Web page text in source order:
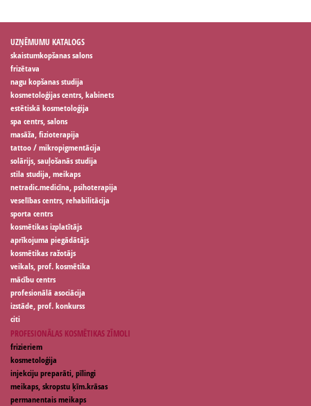
UZŅĒMUMU KATALOGS
skaistumkopšanas salons
frizētava
nagu kopšanas studija
kosmetoloģijas centrs, kabinets
estētiskā kosmetoloģija
spa centrs, salons
masāža, fizioterapija
tattoo / mikropigmentācija
solārijs, sauļošanās studija
stila studija, meikaps
netradic.medicīna, psihoterapija
veselības centrs, rehabilitācija
sporta centrs
kosmētikas izplatītājs
aprīkojuma piegādātājs
kosmētikas ražotājs
veikals, prof. kosmētika
mācību centrs
profesionālā asociācija
izstāde, prof. konkurss
citi
PROFESIONĀLAS KOSMĒTIKAS ZĪMOLI
frizieriem
kosmetoloģija
injekciju preparāti, pīlingi
meikaps, skropstu ķīm.krāsas
permanentais meikaps